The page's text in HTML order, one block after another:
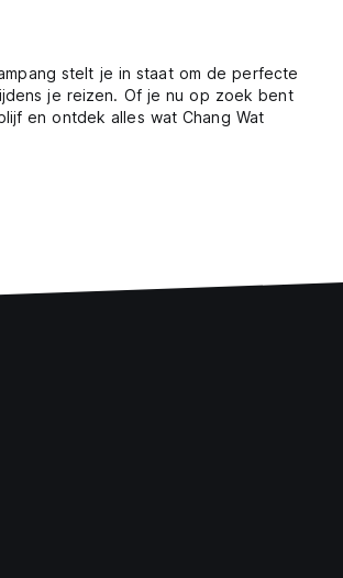
stelt je in staat om de perfecte
je reizen. Of je nu op zoek bent
en ontdek alles wat Chang Wat